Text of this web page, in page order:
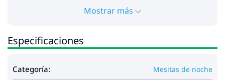
Mostrar más
Especificaciones
Categoría: Mesitas de noche